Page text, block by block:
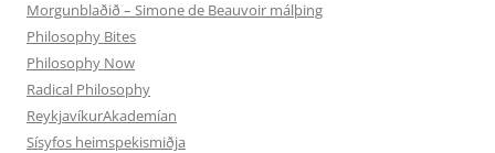
Morgunblaðið – Simone de Beauvoir málþing
Philosophy Bites
Philosophy Now
Radical Philosophy
ReykjavíkurAkademían
Sísyfos heimspekismiðja